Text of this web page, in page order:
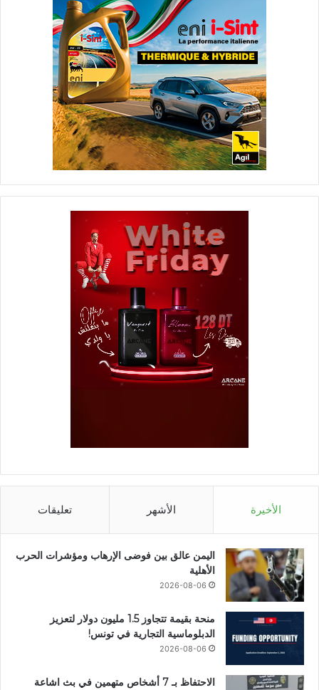
الأخيرة الأشهر تعليقات
اليمن عالق بين فوضى الإرهاب ومؤشرات الحرب
الأهلية
2026-08-06
منحة بقيمة تتجاوز 1.5 مليون دولار لتعزيز
الدبلوماسية التجارية في تونس!
2026-08-06
الاحتفاظ بـ 7 أشخاص متهمين في بث اشاعة